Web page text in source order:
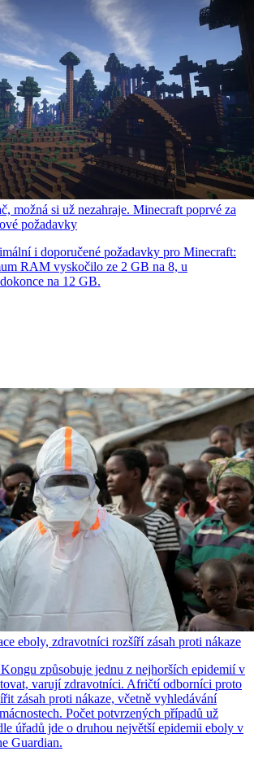
možná si už nezahraje. Minecraft poprvé za
požadavky
i doporučené požadavky pro Minecraft:
RAM vyskočilo ze 2 GB na 8, u
na 12 GB.
eboly, zdravotníci rozšíří zásah proti nákaze
způsobuje jednu z nejhorších epidemií v
varují zdravotníci. Afričtí odborníci proto
zásah proti nákaze, včetně vyhledávání
Počet potvrzených případů už
úřadů jde o druhou největší epidemii eboly v
Guardian.